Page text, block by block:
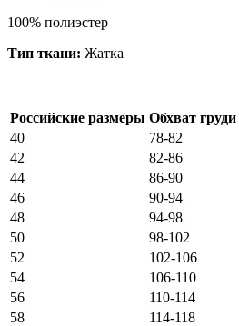
100% полиэстер
Тип ткани: Жатка
Российские размеры Обхват груди
40
78-82
42
82-86
44
86-90
46
90-94
48
94-98
50
98-102
52
102-106
54
106-110
56
110-114
58
114-118